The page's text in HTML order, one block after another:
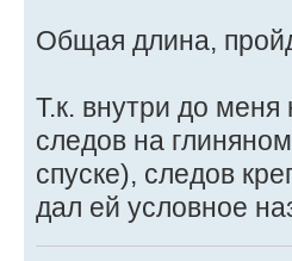
Общая длина,
Т.к. внутри до меня
следов на
спуске), следов
дал ей условное